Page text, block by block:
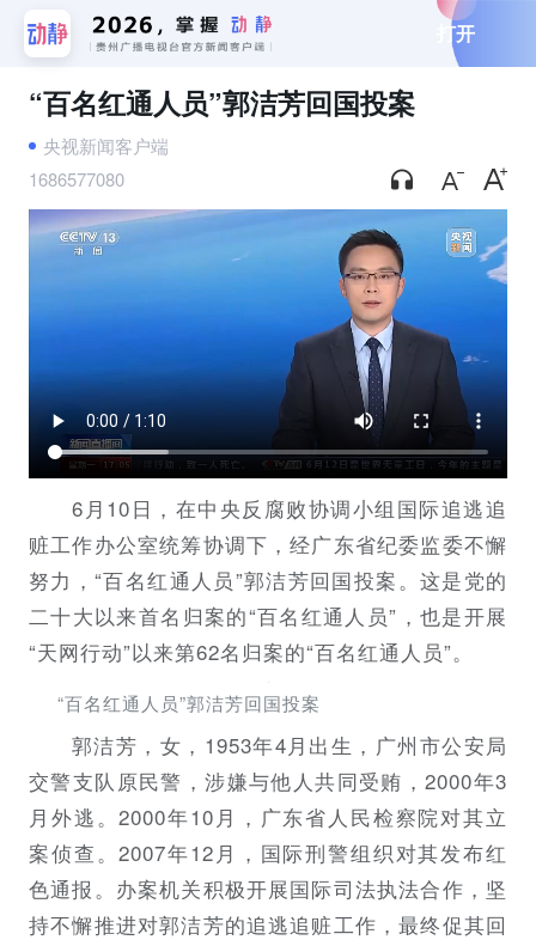
打开
“百名红通人员”郭洁芳回国投案
央视新闻客户端
1686577080
6月10日，在中央反腐败协调小组国际追逃追
赃工作办公室统筹协调下，经广东省纪委监委不懈
努力，“百名红通人员”郭洁芳回国投案。这是党的
二十大以来首名归案的“百名红通人员”，也是开展
“天网行动”以来第62名归案的“百名红通人员”。
“百名红通人员”郭洁芳回国投案
郭洁芳，女，1953年4月出生，广州市公安局
交警支队原民警，涉嫌与他人共同受贿，2000年3
月外逃。2000年10月，广东省人民检察院对其立
案侦查。2007年12月，国际刑警组织对其发布红
色通报。办案机关积极开展国际司法执法合作，坚
持不懈推进对郭洁芳的追逃追赃工作，最终促其回